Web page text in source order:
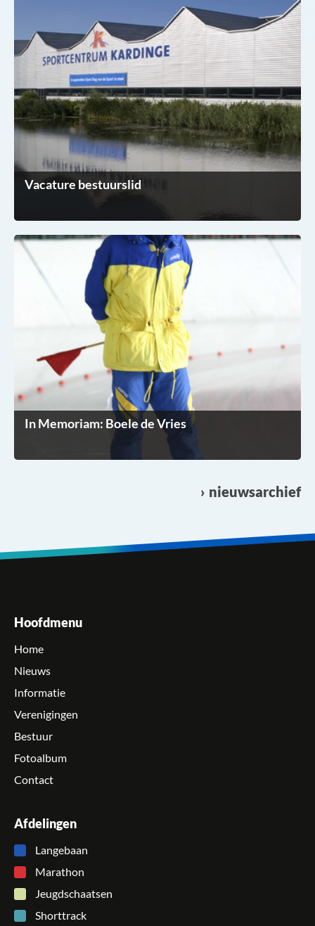
Vacature bestuurslid
In Memoriam: Boele de Vries
nieuwsarchief
Hoofdmenu
Home
Nieuws
Informatie
Verenigingen
Bestuur
Fotoalbum
Contact
Afdelingen
Langebaan
Marathon
Jeugdschaatsen
Shorttrack